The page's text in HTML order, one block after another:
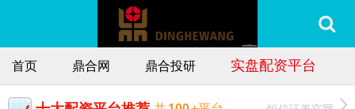
首页 鼎合网 鼎合投研 实盘配资平台